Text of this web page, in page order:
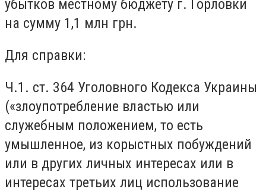
убытков местному бюджету г. Горловки
на сумму 1,1 млн грн.
Для справки:
Ч.1. ст. 364 Уголовного Кодекса Украины
(«злоупотребление властью или
служебным положением, то есть
умышленное, из корыстных побуждений
или в других личных интересах или в
интересах третьих лиц использование